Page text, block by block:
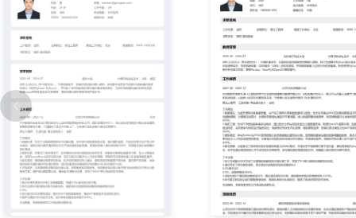
设计并实现了流量分配、指标计算与统计分析模块，编写测试实验
动业务方采纳数据驱动的决策方式，使新算法上线前必须经过A/B测
整导致的业务指标波动风险降低了XXX%。
5.模型迭代管理：建立核心业务模型的常态化迭代机制，通过自动化
馈数据；定期进行模型重训练与效果评估，设定关键指标预警线；
型的季度迭代，确保了模型效果在面对数据分布变化时保持稳定，
制在X%以内。
6.团队指导与分享：指导X名中级及以下算法工程师，负责其技术方
期组织内部技术分享，主讲模型优化与工程化实践等主题；所指导
块的能力得到提升，团队整体项目交付准时率提高了XXX%。
7.跨部门协作：深度参与产品需求评审，从算法可实现性与效果预期